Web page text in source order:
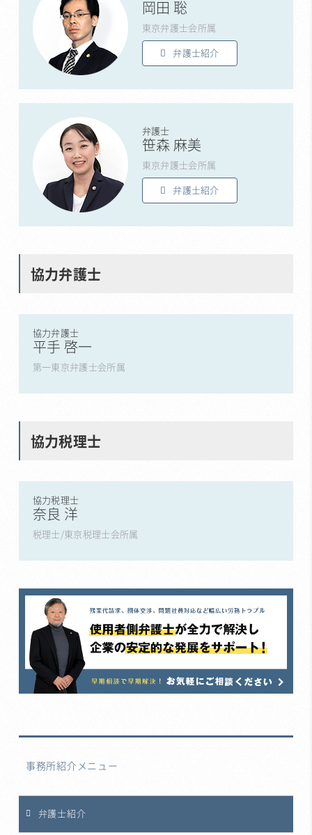
岡田 聡
東京弁護士会所属
弁護士紹介
弁護士
笹森 麻美
東京弁護士会所属
弁護士紹介
協力弁護士
協力弁護士
平手 啓一
第一東京弁護士会所属
協力税理士
協力税理士
奈良 洋
税理士/東京税理士会所属
事務所紹介メニュー
弁護士紹介